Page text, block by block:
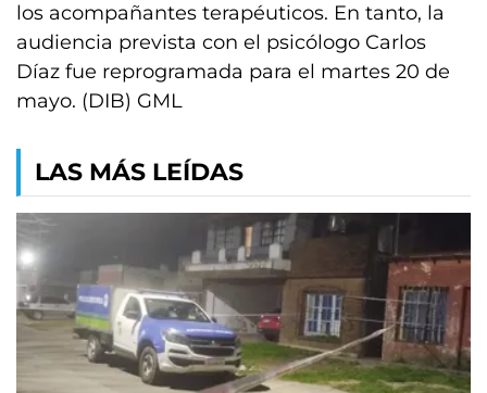
los acompañantes terapéuticos. En tanto, la
audiencia prevista con el psicólogo Carlos
Díaz fue reprogramada para el martes 20 de
mayo. (DIB) GML
LAS MÁS LEÍDAS